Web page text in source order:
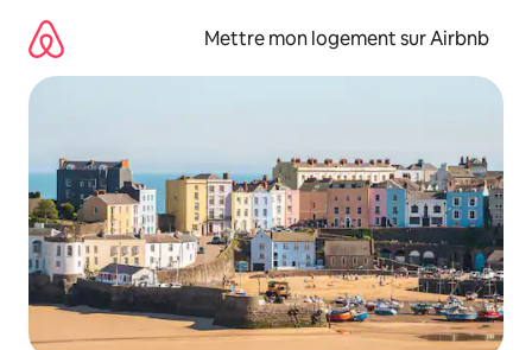
directement
contenu
Mettre mon logement sur Airbnb